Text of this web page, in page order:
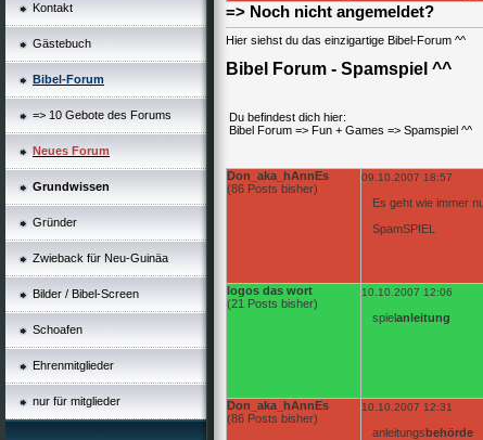
Kontakt
Gästebuch
Bibel-Forum
=> 10 Gebote des Forums
Neues Forum
Grundwissen
Gründer
Zwieback für Neu-Guinäa
Bilder / Bibel-Screen
Schoafen
Ehrenmitglieder
nur für mitglieder
=> Noch nicht angemeldet?
Hier siehst du das einzigartige Bibel-Forum ^^
Bibel Forum - Spamspiel ^^
Du befindest dich hier:
Bibel Forum => Fun + Games => Spamspiel ^^
Don_aka_hAnnEs
(86 Posts bisher)
09.10.2007 18:57
Es geht wie immer
SpamSPIEL
logos das wort
(21 Posts bisher)
10.10.2007 12:06
spielanleitung
Don_aka_hAnnEs
(86 Posts bisher)
10.10.2007 12:31
anleitungsbehörde